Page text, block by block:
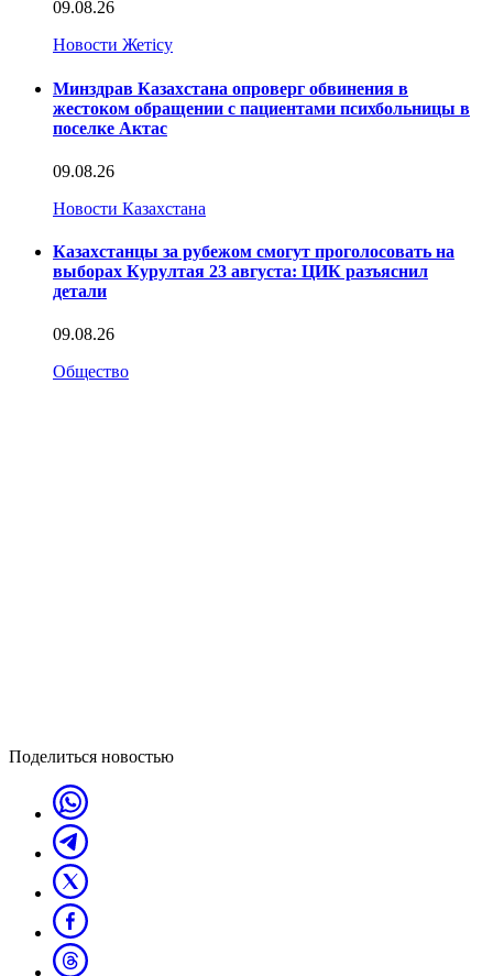
09.08.26
Новости Жетісу
Минздрав Казахстана опроверг обвинения в
жестоком обращении с пациентами психбольницы в
поселке Актас
09.08.26
Новости Казахстана
Казахстанцы за рубежом смогут проголосовать на
выборах Курултая 23 августа: ЦИК разъяснил
детали
09.08.26
Общество
Поделиться новостью